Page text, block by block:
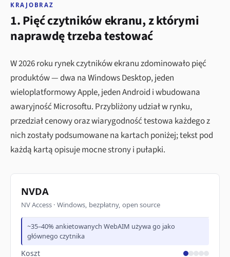
KRAJOBRAZ
1. Pięć czytników ekranu, z którymi
naprawdę trzeba testować
W 2026 roku rynek czytników ekranu zdominowało pięć
produktów — dwa na Windows Desktop, jeden
wieloplatformowy Apple, jeden Android i wbudowana
awaryjność Microsoftu. Przybliżony udział w rynku,
przedział cenowy oraz wiarygodność testowa każdego z
nich zostały podsumowane na kartach poniżej; tekst pod
każdą kartą opisuje mocne strony i pułapki.
NVDA
NV Access · Windows, bezpłatny, open source
~35–40% ankietowanych WebAIM używa go jako
głównego czytnika
Koszt